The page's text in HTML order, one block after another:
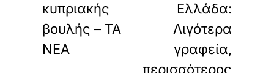
κυπριακής
βουλής – ΤΑ
ΝΕΑ
Ελλάδα:
Λιγότερα
γραφεία,
περισσότερος